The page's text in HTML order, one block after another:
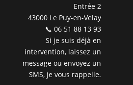
Entrée 2
43000 Le Puy-en-Velay
📞 06 51 88 13 93
Si je suis déjà en
intervention, laissez un
message ou envoyez un
SMS, je vous rappelle.